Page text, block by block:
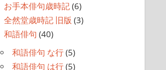
お手本俳句歳時記(6)
全然堂歳時記 旧版 (3)
和語俳句 (40)
和語俳句 な行(5)
和語俳句 は行(5)